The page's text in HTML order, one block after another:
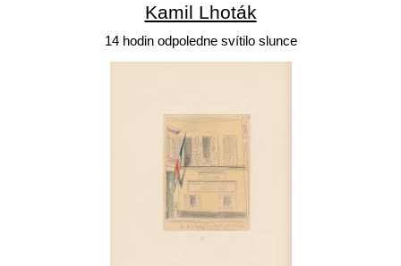
Kamil Lhoták
14 hodin odpoledne svítilo slunce